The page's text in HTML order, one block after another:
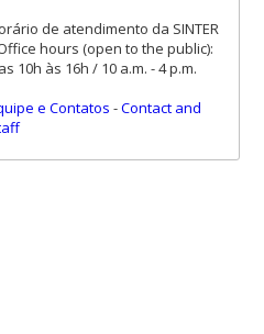
de atendimento da SINTER
hours (open to the public):
10h às 16h / 10 a.m. - 4 p.m.
e Contatos -Contact and